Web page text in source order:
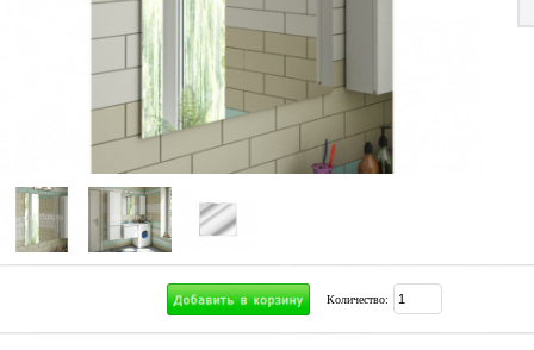
Количество: